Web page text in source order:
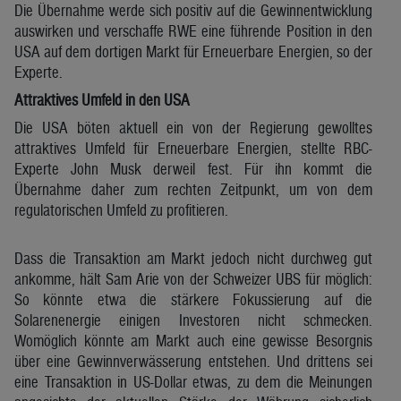
Die Übernahme werde sich positiv auf die Gewinnentwicklung
auswirken und verschaffe RWE eine führende Position in den
USA auf dem dortigen Markt für Erneuerbare Energien, so der
Experte.
Attraktives Umfeld in den USA
Die USA böten aktuell ein von der Regierung gewolltes
attraktives Umfeld für Erneuerbare Energien, stellte RBC-
Experte John Musk derweil fest. Für ihn kommt die
Übernahme daher zum rechten Zeitpunkt, um von dem
regulatorischen Umfeld zu profitieren.
Dass die Transaktion am Markt jedoch nicht durchweg gut
ankomme, hält Sam Arie von der Schweizer UBS für möglich:
So könnte etwa die stärkere Fokussierung auf die
Solarenenergie einigen Investoren nicht schmecken.
Womöglich könnte am Markt auch eine gewisse Besorgnis
über eine Gewinnverwässerung entstehen. Und drittens sei
eine Transaktion in US-Dollar etwas, zu dem die Meinungen